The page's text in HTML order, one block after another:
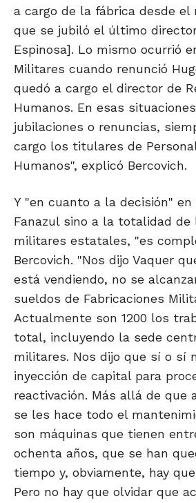
a cargo de la fábrica desde el
que se jubiló el último
Espinosa]. Lo mismo ocurrió
Militares cuando renunció
quedó a cargo el director de
Humanos. En esas
jubilaciones o renuncias,
cargo los titulares de
Humanos", explicó Bercovich.
Y "en cuanto a la decisión"
Fanazul sino a la totalidad de
militares estatales, "es
Bercovich. "Nos dijo Vaquer
está vendiendo, no se
sueldos de Fabricaciones
Actualmente son 1200 los
total, incluyendo la sede
militares. Nos dijo que sí o sí
inyección de capital para
reactivación. Más allá de que
se les hace todo el
son máquinas que tienen
ochenta años, que se han
tiempo y, obviamente, hay
Pero no hay que olvidar que